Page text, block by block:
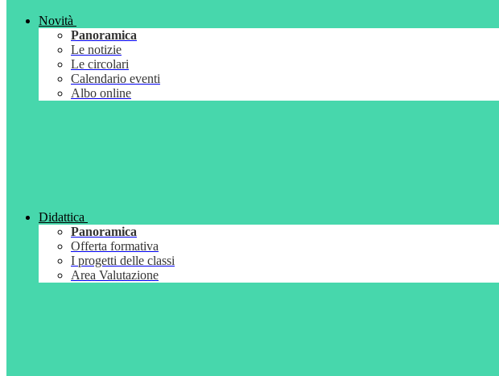
Novità
Panoramica
Le notizie
Le circolari
Calendario eventi
Albo online
Didattica
Panoramica
Offerta formativa
I progetti delle classi
Area Valutazione